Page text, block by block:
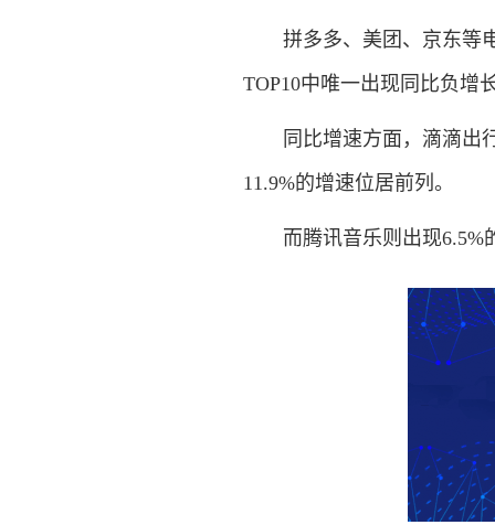
拼多多、美团、京东等电
TOP10中唯一出现同比负增
同比增速方面，滴滴出行
11.9%的增速位居前列。
而腾讯音乐则出现6.5%